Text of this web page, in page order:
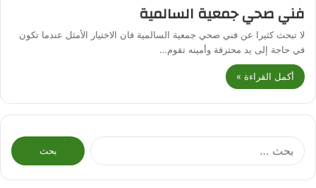
فني صحي جمعية السالمية
لا تبحث كثيرا عن فني صحي جمعية السالمية فان الاختيار الأمثل عندما تكون
في حاجة إلى يد محترفة وأمينه تقوم…
أكمل القراءة »
البحث
عن: